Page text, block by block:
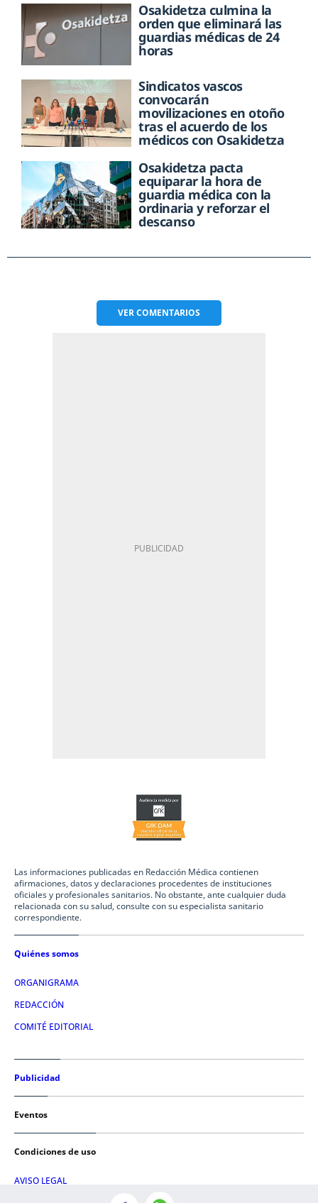
Osakidetza culmina la
orden que eliminará las
guardias médicas de 24
horas
Sindicatos vascos
convocarán
movilizaciones en otoño
tras el acuerdo de los
médicos con Osakidetza
Osakidetza pacta
equiparar la hora de
guardia médica con la
ordinaria y reforzar el
descanso
VERCOMENTARIOS
Las informaciones publicadas en Redacción Médica contienen
afirmaciones, datos y declaraciones procedentes de instituciones
oficiales y profesionales sanitarios. No obstante, ante cualquier duda
relacionada con su salud, consulte con su especialista sanitario
correspondiente.
Quiénes somos
ORGANIGRAMA
REDACCIÓN
COMITÉ EDITORIAL
Publicidad
Eventos
Condiciones de uso
AVISO LEGAL